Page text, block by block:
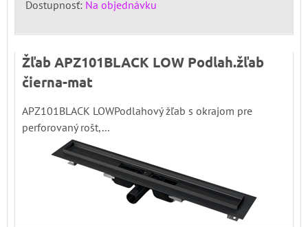
Dostupnosť: Na objednávku
Žľab APZ101BLACK LOW Podlah.žľab
čierna-mat
APZ101BLACK LOWPodlahový žľab s okrajom pre
perforovaný rošt,...